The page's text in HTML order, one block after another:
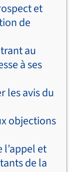
et
de
au
à ses
les avis du
objections
l’appel et
de la